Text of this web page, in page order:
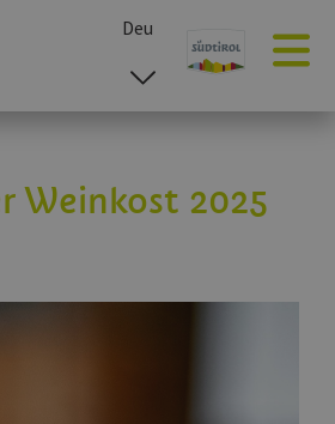
Deu
esp
ita
Weinkost 2025